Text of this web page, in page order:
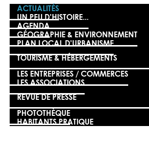
LA MAIRIE
NOS SERVICES
LA VIE LOCALE
VOS DÉMARCHES
CONTACT
ACTUALITÉS
UN PEU D'HISTOIRE...
AGENDA
GÉOGRAPHIE & ENVIRONNEMENT
PLAN LOCAL D'URBANISME
TOURISME & HÉBERGEMENTS
LES ENTREPRISES / COMMERCES
LES ASSOCIATIONS
REVUE DE PRESSE
PHOTOTHÈQUE
HABITANTS PRATIQUE